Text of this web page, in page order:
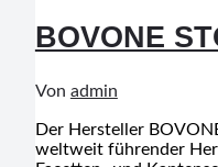
BOVONE
Von admin
Der Hersteller
weltweit führender